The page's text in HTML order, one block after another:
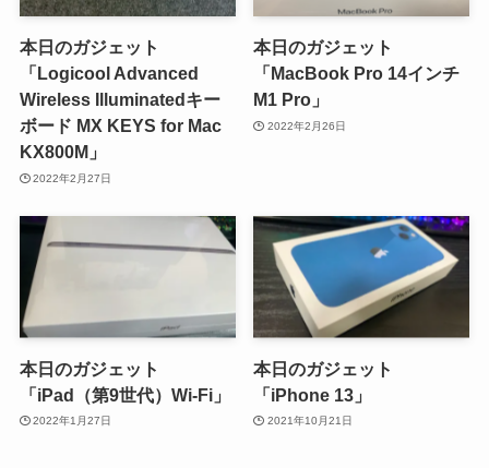
本日のガジェット
「Logicool Advanced
Wireless Illuminatedキー
ボード MX KEYS for Mac
KX800M」
2022年2月27日
本日のガジェット
「MacBook Pro 14インチ
M1 Pro」
2022年2月26日
本日のガジェット
「iPad（第9世代）Wi-Fi」
2022年1月27日
本日のガジェット
「iPhone 13」
2021年10月21日